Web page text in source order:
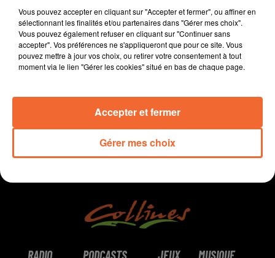
La ville de Bressuire relance les Tickets Commerçants.
Les Chamois en déplacement demain soir à Sochaux.
Cholet Basket entame sa nouvelle saison à Strasbourg
0:00 12 min 27 sec
RADIO PODCASTS JEUX MUSIQUE
Vous pouvez accepter en cliquant sur "Accepter et fermer", ou affiner en
sélectionnant les finalités et/ou partenaires dans "Gérer mes choix".
Vous pouvez également refuser en cliquant sur "Continuer sans
accepter". Vos préférences ne s'appliqueront que pour ce site. Vous
pouvez mettre à jour vos choix, ou retirer votre consentement à tout
moment via le lien "Gérer les cookies" situé en bas de chaque page.
Gérer mes choix
Accepter et fermer